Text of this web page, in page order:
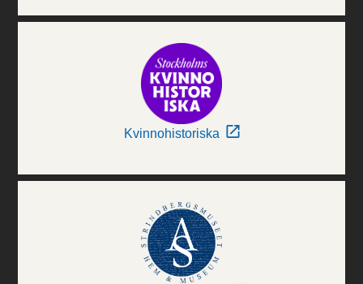
Kvinnohistoriska